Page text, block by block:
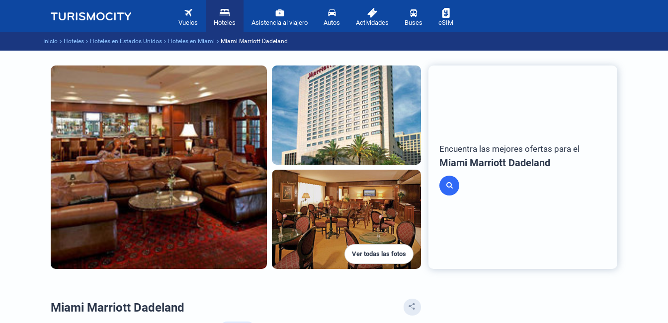
Vuelos Hoteles Asistencia al viajero Autos Actividades Buses eSIM
Inicio Hoteles Hoteles en Estados Unidos Hoteles en Miami Miami Marriott Dadeland
Ver todas las fotos
Encuentra las mejores ofertas para el
Miami Marriott Dadeland
Miami Marriott Dadeland